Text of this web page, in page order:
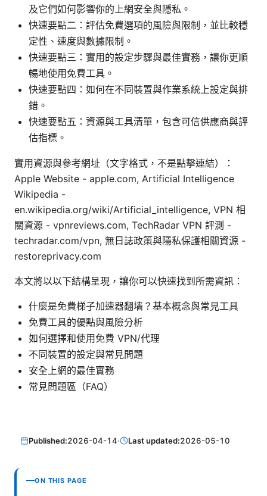
及它們如何影響你的上網安全與隱私。
快速要點二：評估免費選項的風險與限制，並比較穩
定性、速度與數據限制。
快速要點三：實用的設定步驟與最佳實務，讓你更順
暢地使用免費工具。
快速要點四：如何在不同裝置與作業系統上設定與排
錯。
快速要點五：資源與工具清單，包含可信供應商與評
估指標。
實用資源與參考網址（文字格式，不是點擊連結）：
Apple Website - apple.com, Artificial Intelligence
Wikipedia -
en.wikipedia.org/wiki/Artificial_intelligence, VPN 相
關資源 - vpnreviews.com, TechRadar VPN 評測 -
techradar.com/vpn, 無日誌政策與隱私保護相關資源 -
restoreprivacy.com
本文將以以下結構呈現，讓你可以快速找到所需資訊：
什麼是免費梯子加速器翻墙？基本概念與常見工具
免費工具的優點與風險分析
如何選擇和使用免費 VPN/代理
不同裝置的設定與常見問題
安全上網的最佳實務
常見問題區（FAQ）
Published:2026-04-14· Last updated:2026-05-10
ON THIS PAGE